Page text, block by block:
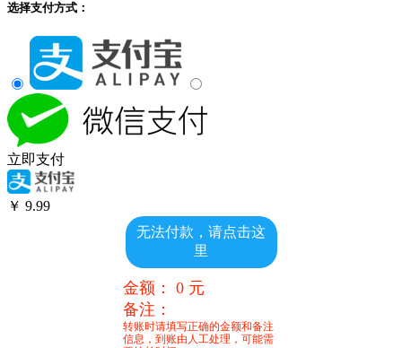
选择支付方式：
立即支付
￥ 9.99
无法付款，请点击这
里
金额： 0元
备注：
转账时请填写正确的金额和备注
信息，到账由人工处理，可能需